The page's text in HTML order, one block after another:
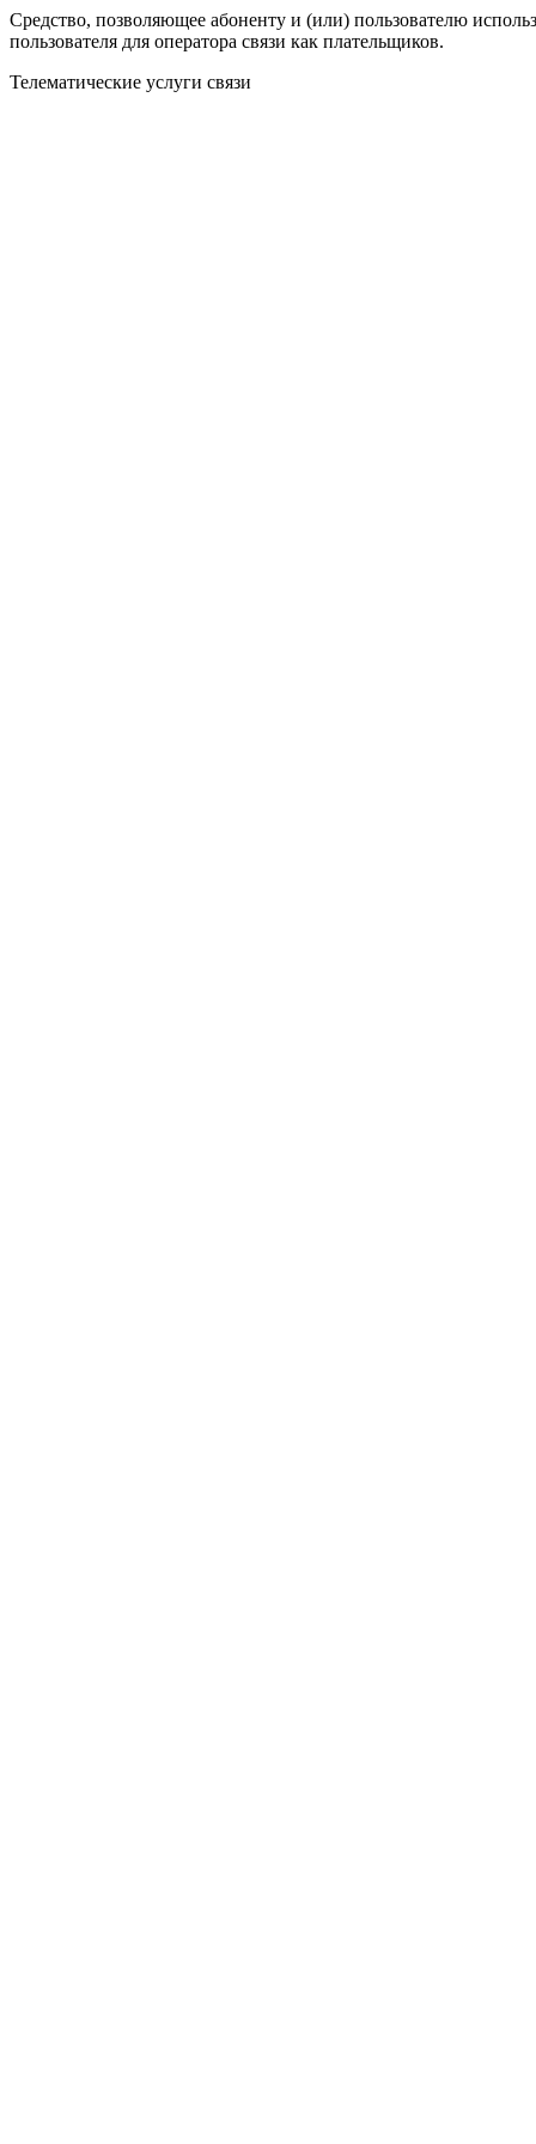
Средство, позволяющее абоненту и (или) пользователю
пользователя для оператора связи как плательщиков.
Телематические услуги связи